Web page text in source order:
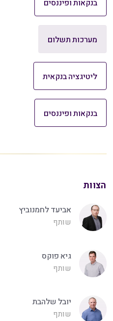
בנקאות ופיננסים
מערכות תשלום
ליטיגציה בנקאית
בנקאות ופיננסים
הצוות
אביעד לחמנוביץ
שותף
גיא פוקס
שותף
יובל שלהבת
שותף